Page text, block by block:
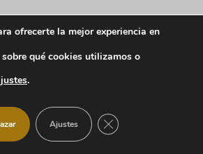
La Escuela de Talentos de
Real este verano
22 junio, 2026
Descubre en este vídeo el
avance de la segunda semana
ofrecerte la mejor experiencia en
sobre qué cookies utilizamos o
.
Ajustes CERRAR EL